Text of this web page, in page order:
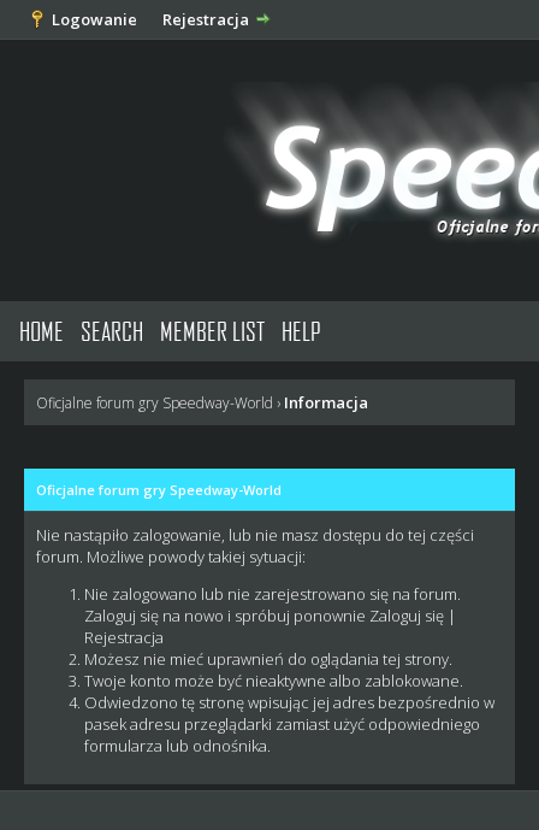
Logowanie Rejestracja
HOME SEARCH MEMBER LIST HELP
Oficjalne forum gry Speedway-World › Informacja
Oficjalne forum gry Speedway-World
Nie nastąpiło zalogowanie, lub nie masz dostępu do tej części
forum. Możliwe powody takiej sytuacji:
Nie zalogowano lub nie zarejestrowano się na forum.
Zaloguj się na nowo i spróbuj ponownie Zaloguj się|
Rejestracja
Możesz nie mieć uprawnień do oglądania tej strony.
Twoje konto może być nieaktywne albo zablokowane.
Odwiedzono tę stronę wpisując jej adres bezpośrednio w
pasek adresu przeglądarki zamiast użyć odpowiedniego
formularza lub odnośnika.